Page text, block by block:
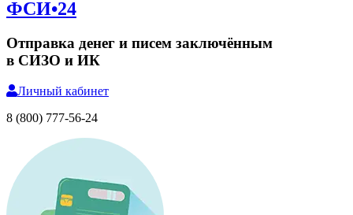
ФСИ•24
Отправка денег и писем заключённым
в СИЗО и ИК
Личный кабинет
8 (800) 777-56-24